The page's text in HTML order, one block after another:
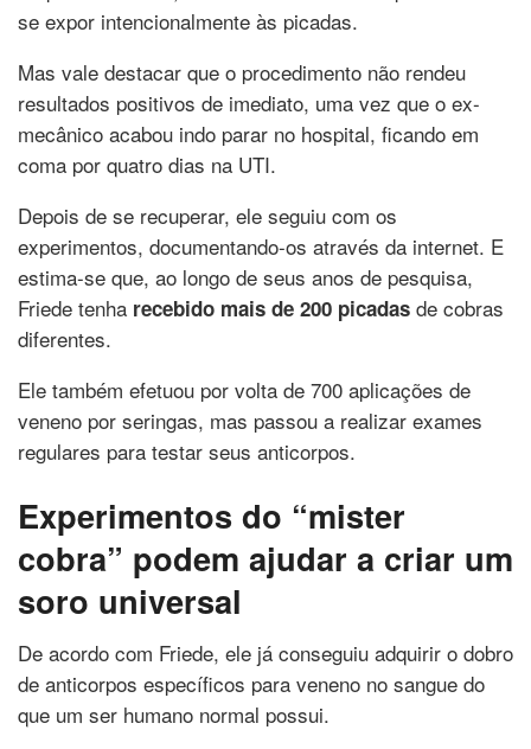
se expor intencionalmente às picadas.
Mas vale destacar que o procedimento não rendeu
resultados positivos de imediato, uma vez que o ex-
mecânico acabou indo parar no hospital, ficando em
coma por quatro dias na UTI.
Depois de se recuperar, ele seguiu com os
experimentos, documentando-os através da internet. E
estima-se que, ao longo de seus anos de pesquisa,
Friede tenha recebido mais de 200 picadas de cobras
diferentes.
Ele também efetuou por volta de 700 aplicações de
veneno por seringas, mas passou a realizar exames
regulares para testar seus anticorpos.
Experimentos do “mister
cobra” podem ajudar a criar um
soro universal
De acordo com Friede, ele já conseguiu adquirir o dobro
de anticorpos específicos para veneno no sangue do
que um ser humano normal possui.